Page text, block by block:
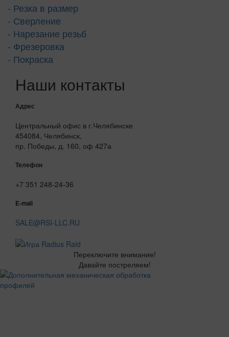
- Резка в размер
- Сверление
- Нарезание резьб
- Фрезеровка
- Покраска
Наши контакты
Адрес
Центральный офис в г.Челябинске
454084, Челябинск,
пр. Победы, д. 160, оф 427а
Телефон
+7 351 248-24-36
E-mail
SALE@RSI-LLC.RU
Переключите внимание!
Давайте постреляем!